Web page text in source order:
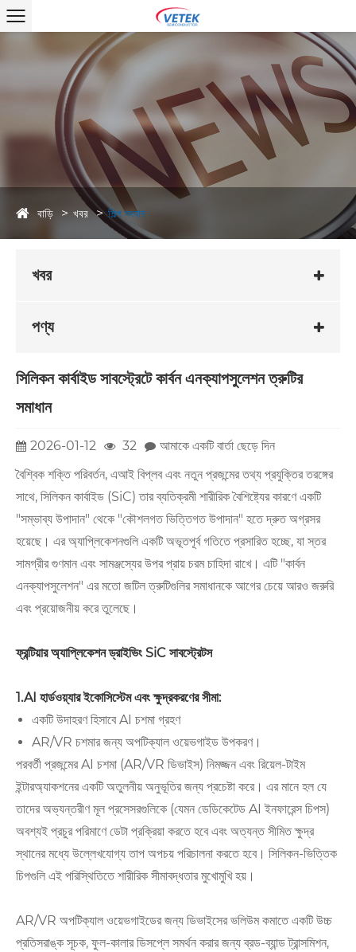
বাড়ি খবর শিল্প সংবাদ
খবর
পণ্য
সিলিকন কার্বাইড সাবস্ট্রেটে কার্বন এনক্যাপসুলেশন ত্রুটির
সমাধান
2026-01-12 32
আমাকে একটি বার্তা ছেড়ে দিন
বৈশ্বিক শক্তি পরিবর্তন, এআই বিপ্লব এবং নতুন প্রজন্মের তথ্য প্রযুক্তির তরঙ্গের
সাথে, সিলিকন কার্বাইড (SiC) তার ব্যতিক্রমী শারীরিক বৈশিষ্ট্যের কারণে একটি
"সম্ভাব্য উপাদান" থেকে "কৌশলগত ভিত্তিগত উপাদান" হতে দ্রুত অগ্রসর
হয়েছে। এর অ্যাপ্লিকেশনগুলি একটি অভূতপূর্ব গতিতে প্রসারিত হচ্ছে, যা স্তর
সামগ্রীর গুণমান এবং সামঞ্জস্যের উপর প্রায় চরম চাহিদা রাখে। এটি "কার্বন
এনক্যাপসুলেশন" এর মতো জটিল ত্রুটিগুলির সমাধানকে আগের চেয়ে আরও জরুরি
এবং প্রয়োজনীয় করে তুলেছে।
ফ্রন্টিয়ার অ্যাপ্লিকেশন ড্রাইভিং SiC সাবস্ট্রেটস
1.AI হার্ডওয়্যার ইকোসিস্টেম এবং ক্ষুদ্রকরণের সীমা:
একটি উদাহরণ হিসাবে AI চশমা গ্রহণ
AR/VR চশমার জন্য অপটিক্যাল ওয়েভগাইড উপকরণ।
পরবর্তী প্রজন্মের AI চশমা (AR/VR ডিভাইস) নিমজ্জন এবং রিয়েল-টাইম
ইন্টারঅ্যাকশনের একটি অতুলনীয় অনুভূতির জন্য প্রচেষ্টা করে। এর মানে হল যে
তাদের অভ্যন্তরীণ মূল প্রসেসরগুলিকে (যেমন ডেডিকেটেড AI ইনফারেন্স চিপস)
অবশ্যই প্রচুর পরিমাণে ডেটা প্রক্রিয়া করতে হবে এবং অত্যন্ত সীমিত ক্ষুদ্র
স্থানের মধ্যে উল্লেখযোগ্য তাপ অপচয় পরিচালনা করতে হবে। সিলিকন-ভিত্তিক
চিপগুলি এই পরিস্থিতিতে শারীরিক সীমাবদ্ধতার মুখোমুখি হয়।
AR/VR অপটিক্যাল ওয়েভগাইডের জন্য ডিভাইসের ভলিউম কমাতে একটি উচ্চ
প্রতিসরাঙ্ক সূচক, ফুল-কালার ডিসপ্লে সমর্থন করার জন্য ব্রড-ব্যান্ড ট্রান্সমিশন,